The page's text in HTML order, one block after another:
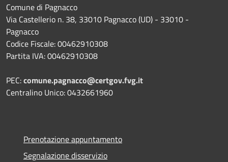
Comune di Pagnacco
Via Castellerio n. 38, 33010 Pagnacco (UD) - 33010 -
Pagnacco
Codice Fiscale: 00462910308
Partita IVA: 00462910308
PEC:comune.pagnacco@certgov.fvg.it
Centralino Unico: 0432661960
Prenotazione appuntamento
Segnalazione disservizio